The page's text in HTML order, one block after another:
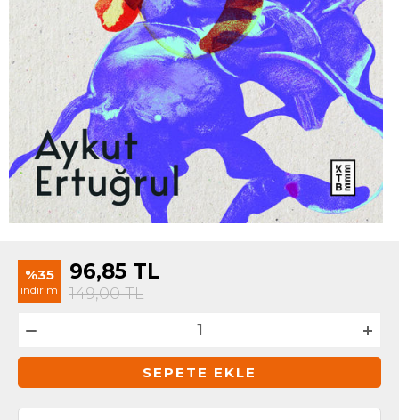
%35
indirim
96,85 TL
149,00TL
SEPETE EKLE